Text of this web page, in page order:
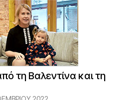
τη Βαλεντίνα και τη